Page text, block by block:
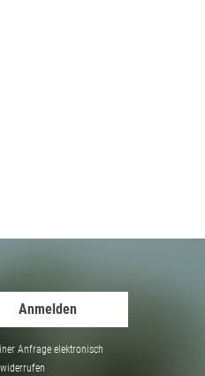
Anmelden
Anfrage elektronisch